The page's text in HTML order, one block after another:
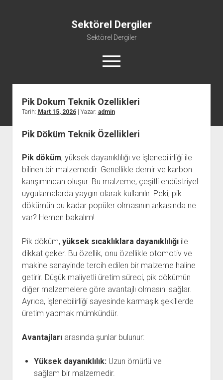
Sektörel Dergiler
Sektörel Dergiler
menüyü
aç
Linkedin Beğeni Atma Ücretsiz
Sayfa Listesi
Youtube Beğeni Yükseltme Hilesi
Pik Dokum Teknik Ozellikleri
Tarih: Mart 15, 2026| Yazar: admin
Pik Döküm Teknik Özellikleri
Pik döküm, yüksek dayanıklılığı ve işlenebilirliği ile
bilinen bir malzemedir. Genellikle demir ve karbon
karışımından oluşur. Bu malzeme, çeşitli endüstriyel
uygulamalarda yaygın olarak kullanılır. Peki, pik
dökümün bu kadar popüler olmasının arkasında ne
var? Hemen bakalım!
Pik döküm, yüksek sıcaklıklara dayanıklılığıile
dikkat çeker. Bu özellik, onu özellikle otomotiv ve
makine sanayinde tercih edilen bir malzeme haline
getirir. Düşük maliyetli üretim süreci, pik dökümün
diğer malzemelere göre avantajlı olmasını sağlar.
Ayrıca, işlenebilirliği sayesinde karmaşık şekillerde
üretim yapmak mümkündür.
Avantajlarıarasında şunlar bulunur:
Yüksek dayanıklılık:Uzun ömürlü ve
sağlam bir malzemedir.